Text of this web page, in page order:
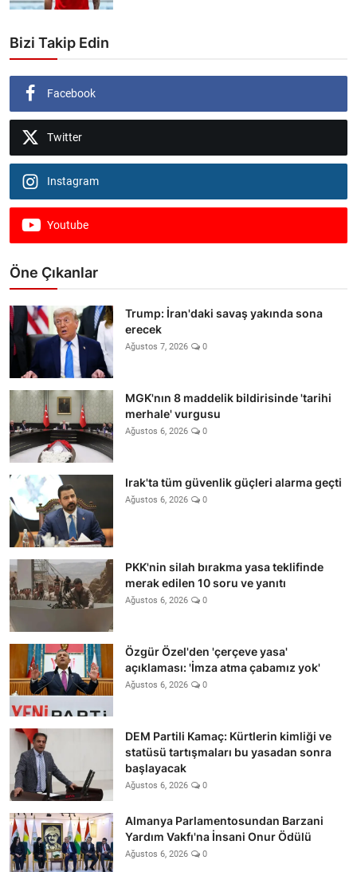
Bizi Takip Edin
Facebook
Twitter
Instagram
Youtube
Öne Çıkanlar
Trump: İran'daki savaş yakında sona
erecek
Ağustos 7, 2026 0
MGK'nın 8 maddelik bildirisinde 'tarihi
merhale' vurgusu
Ağustos 6, 2026 0
Irak'ta tüm güvenlik güçleri alarma geçti
Ağustos 6, 2026 0
PKK'nin silah bırakma yasa teklifinde
merak edilen 10 soru ve yanıtı
Ağustos 6, 2026 0
Özgür Özel'den 'çerçeve yasa'
açıklaması: 'İmza atma çabamız yok'
Ağustos 6, 2026 0
DEM Partili Kamaç: Kürtlerin kimliği ve
statüsü tartışmaları bu yasadan sonra
başlayacak
Ağustos 6, 2026 0
Almanya Parlamentosundan Barzani
Yardım Vakfı'na İnsani Onur Ödülü
Ağustos 6, 2026 0